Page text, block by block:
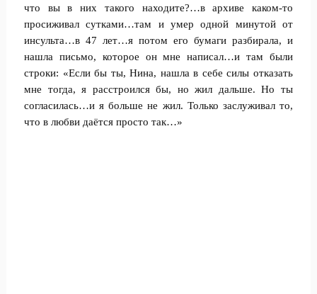
что вы в них такого находите?…в архиве каком-то
просиживал сутками…там и умер одной минутой от
инсульта…в 47 лет…я потом его бумаги разбирала, и
нашла письмо, которое он мне написал…и там были
строки: «Если бы ты, Нина, нашла в себе силы отказать
мне тогда, я расстроился бы, но жил дальше. Но ты
согласилась…и я больше не жил. Только заслуживал то,
что в любви даётся просто так…»